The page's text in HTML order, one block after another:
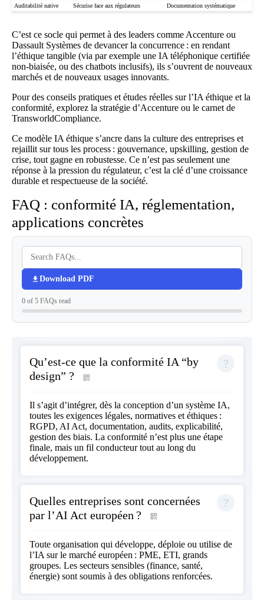
Auditabilité native
Sécurise face aux régulateurs Documentation systématique
C’est ce socle qui permet à des leaders comme Accenture ou
Dassault Systèmes de devancer la concurrence : en rendant
l’éthique tangible (via par exemple une IA téléphonique certifiée
non-biaisée, ou des chatbots inclusifs), ils s’ouvrent de nouveaux
marchés et de nouveaux usages innovants.
Pour des conseils pratiques et études réelles sur l’IA éthique et la
conformité, explorez la stratégie d’Accenture ou le carnet de
TransworldCompliance.
Ce modèle IA éthique s’ancre dans la culture des entreprises et
rejaillit sur tous les process : gouvernance, upskilling, gestion de
crise, tout gagne en robustesse. Ce n’est pas seulement une
réponse à la pression du régulateur, c’est la clé d’une croissance
durable et respectueuse de la société.
FAQ : conformité IA, réglementation,
applications concrètes
Download PDF
0 of 5 FAQs read
Qu’est-ce que la conformité IA “by
design” ?
Il s’agit d’intégrer, dès la conception d’un système IA,
toutes les exigences légales, normatives et éthiques :
RGPD, AI Act, documentation, audits, explicabilité,
gestion des biais. La conformité n’est plus une étape
finale, mais un fil conducteur tout au long du
développement.
Quelles entreprises sont concernées
par l’AI Act européen ?
Toute organisation qui développe, déploie ou utilise de
l’IA sur le marché européen : PME, ETI, grands
groupes. Les secteurs sensibles (finance, santé,
énergie) sont soumis à des obligations renforcées.